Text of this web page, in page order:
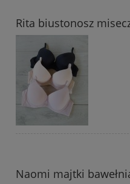
Rita biustonosz
Naomi majtki